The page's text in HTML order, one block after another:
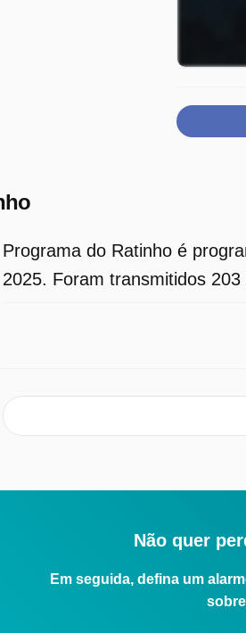
Programa do Ratinho é
2025. Foram transmitidos
Não quer
Em seguida, defina um